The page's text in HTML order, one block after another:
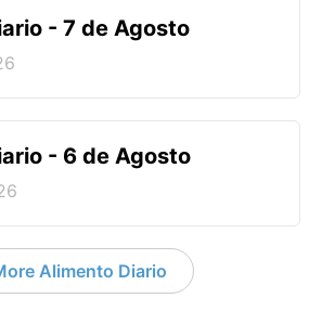
- 7 de Agosto
- 6 de Agosto
Alimento Diario